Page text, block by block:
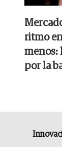
ritmo
menos:
por la